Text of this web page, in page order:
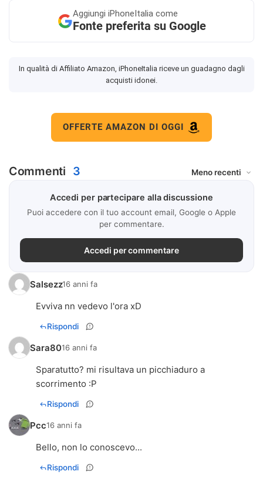
Aggiungi iPhoneItalia come
Fonte preferita su Google
In qualità di Affiliato Amazon, iPhoneItalia riceve un guadagno dagli
acquisti idonei.
OFFERTE AMAZON DI OGGI
Commenti 3
Accedi per partecipare alla discussione
Puoi accedere con il tuo account email, Google o Apple
per commentare.
Accedi per commentare
Salsezz16 anni fa
Evviva nn vedevo l'ora xD
Rispondi
Sara8016 anni fa
Sparatutto? mi risultava un picchiaduro a
scorrimento :P
Rispondi
Pcc16 anni fa
Bello, non lo conoscevo...
Rispondi